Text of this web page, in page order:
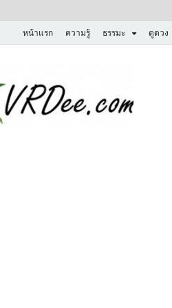
หน้าแรก ความรู้ ธรรมะ ดูดวง